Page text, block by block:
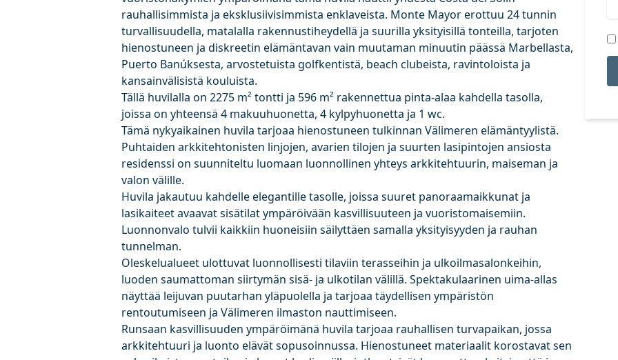
rauhallisimmista ja eksklusiivisimmista enklaveista. Monte Mayor erottuu 24 tunnin
turvallisuudella, matalalla rakennustiheydellä ja suurilla yksityisillä tonteilla, tarjoten
hienostuneen ja diskreetin elämäntavan vain muutaman minuutin päässä Marbellasta,
Puerto Banúksesta, arvostetuista golfkentistä, beach clubeista, ravintoloista ja
kansainvälisistä kouluista.
Tällä huvilalla on 2275 m² tontti ja 596 m² rakennettua pinta-alaa kahdella tasolla,
joissa on yhteensä 4 makuuhuonetta, 4 kylpyhuonetta ja 1 wc.
Tämä nykyaikainen huvila tarjoaa hienostuneen tulkinnan Välimeren elämäntyylistä.
Puhtaiden arkkitehtonisten linjojen, avarien tilojen ja suurten lasipintojen ansiosta
residenssi on suunniteltu luomaan luonnollinen yhteys arkkitehtuurin, maiseman ja
valon välille.
Huvila jakautuu kahdelle elegantille tasolle, joissa suuret panoraamaikkunat ja
lasikaiteet avaavat sisätilat ympäröivään kasvillisuuteen ja vuoristomaisemiin.
Luonnonvalo tulvii kaikkiin huoneisiin säilyttäen samalla yksityisyyden ja rauhan
tunnelman.
Oleskelualueet ulottuvat luonnollisesti tilaviin terasseihin ja ulkoilmasalonkeihin,
luoden saumattoman siirtymän sisä- ja ulkotilan välillä. Spektakulaarinen uima-allas
näyttää leijuvan puutarhan yläpuolella ja tarjoaa täydellisen ympäristön
rentoutumiseen ja Välimeren ilmaston nauttimiseen.
Runsaan kasvillisuuden ympäröimänä huvila tarjoaa rauhallisen turvapaikan, jossa
arkkitehtuuri ja luonto elävät sopusoinnussa. Hienostuneet materiaalit korostavat sen